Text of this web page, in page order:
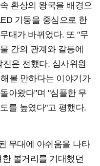
환상의 왕국을 배경으
기둥을 중심으로 한
대가 바뀌었다. 또 "무
간의 관계와 갈등에
은 전했다. 심사위원
볼 만하다는 이야기가
아왔다"며 "심플한 무
를 높였다"고 평했다.
무대에 아쉬움을 나타
볼거리를 기대했던